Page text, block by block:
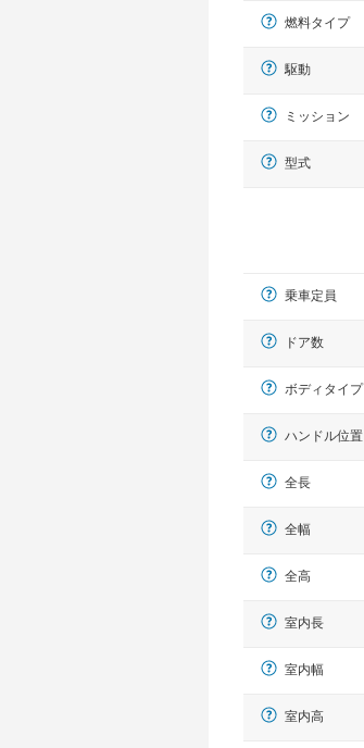
燃料タイプ
駆動
ミッション
型式
乗車定員
ドア数
ボディタイプ
ハンドル位置
全長
全幅
全高
室内長
室内幅
室内高